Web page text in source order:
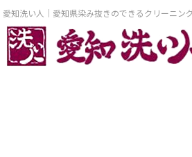
愛知洗い人｜愛知県染み抜きのできるクリーニン